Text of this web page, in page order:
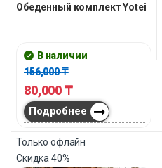
Обеденный комплект Yotei
В наличии
156,000₸
80,000 ₸
Подробнее
Только офлайн
Скидка40%